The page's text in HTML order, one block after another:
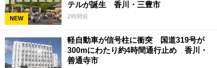
NEW
テルが誕生 香川・三豊市
2時間前
軽自動車が信号柱に衝突 国道319号が
300mにわたり約4時間通行止め 香川・
善通寺市